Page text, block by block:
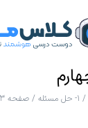
/ ۱- حل مسئله / صفحه ۳